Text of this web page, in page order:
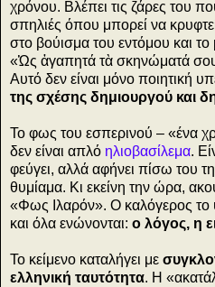
χρόνου. Βλέπει τις ζάρες του
σπηλιές όπου μπορεί να
στο βούισμα του εντόμου και το
«Ὡς ἀγαπητά τὰ σκηνώματά
Αυτό δεν είναι μόνο ποιητική
της σχέσης δημιουργού και
Το φως του εσπερινού – «ένα
δεν είναι απλό ηλιοβασίλεμα.
φεύγει, αλλά αφήνει πίσω του
θυμίαμα. Κι εκείνη την ώρα,
«Φως Ιλαρόν». Ο καλόγερος το
και όλα ενώνονται: ο λόγος, η
Το κείμενο καταλήγει με
ελληνική ταυτότητα. Η